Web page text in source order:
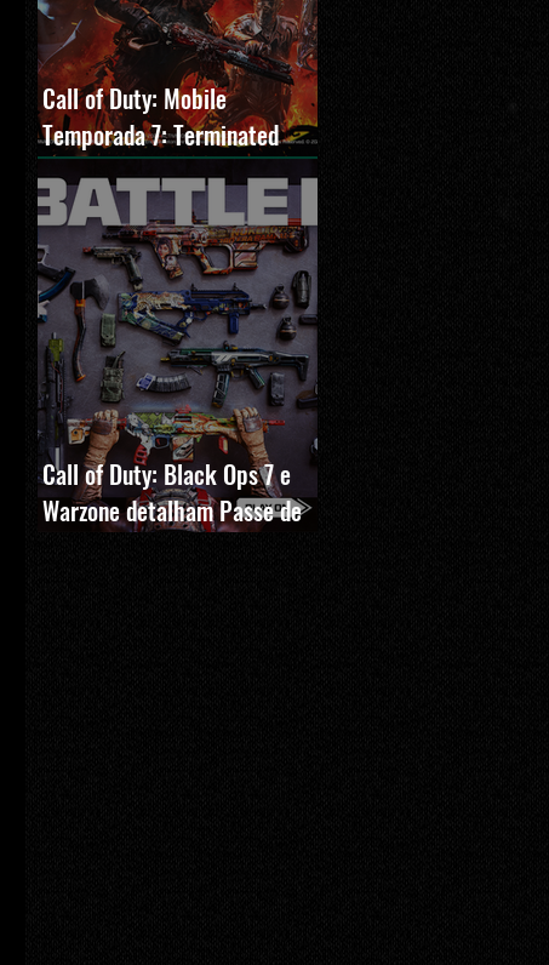
Call of Duty: Mobile
Temporada 7: Terminated
estreia com O Exterminador
do Futuro 2, novos modos e
Cronen Squall
Call of Duty: Black Ops 7 e
Warzone detalham Passe de